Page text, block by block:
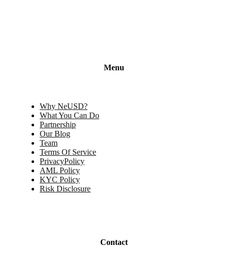
Menu
Why NeUSD?
What You Can Do
Partnership
Our Blog
Team
Terms Of Service
PrivacyPolicy
AML Policy
KYC Policy
Risk Disclosure
Contact